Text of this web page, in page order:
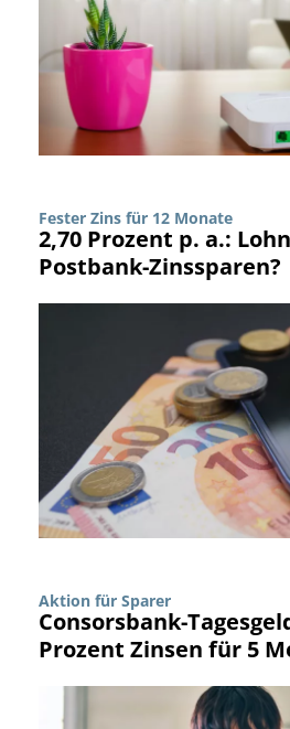
Fester Zins für 12 Monate
2,70 Prozent p. a.:
Postbank-Zinssparen?
Aktion für Sparer
Consorsbank-
Prozent Zinsen für 5